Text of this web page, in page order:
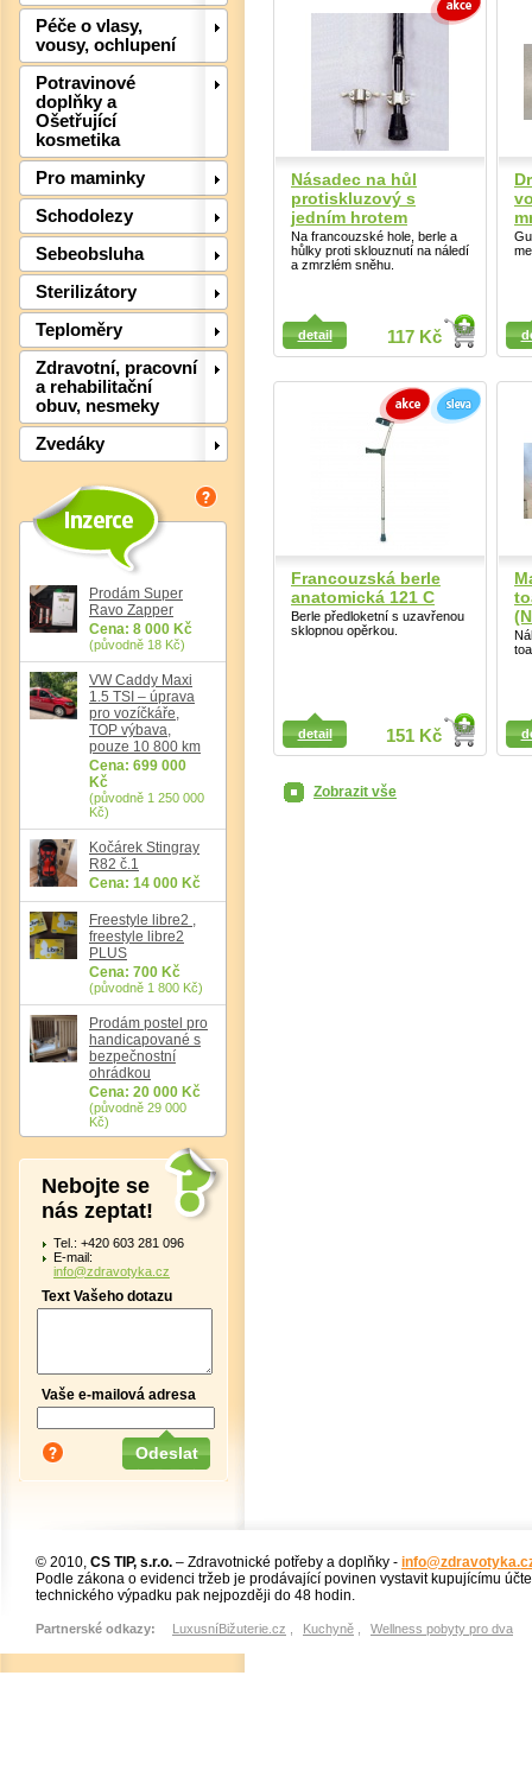
Péče o vlasy,
vousy, ochlupení
Potravinové
doplňky a
Ošetřující
kosmetika
Pro maminky
Schodolezy
Sebeobsluha
Sterilizátory
Teploměry
Zdravotní, pracovní
a rehabilitační
obuv, nesmeky
Zvedáky
Prodám Super
Ravo Zapper
Cena: 8 000 Kč
(původně 18 Kč)
VW Caddy Maxi
1.5 TSI – úprava
pro vozíčkáře,
TOP výbava,
pouze 10 800 km
Cena: 699 000
Kč
(původně 1 250 000
Kč)
Kočárek Stingray
R82 č.1
Cena: 14 000 Kč
Freestyle libre2 ,
freestyle libre2
PLUS
Cena: 700 Kč
(původně 1 800 Kč)
Prodám postel pro
handicapované s
bezpečnostní
ohrádkou
Cena: 20 000 Kč
(původně 29 000
Kč)
Nebojte se
nás zeptat!
Tel.: +420 603 281 096
E-mail:
info@zdravotyka.cz
Text Vašeho dotazu
Vaše e-mailová adresa
Násadec na hůl
protiskluzový s
jedním hrotem
Na francouzské hole, berle a
hůlky proti sklouznutí na náledí
a zmrzlém sněhu.
117 Kč
detail
Detail
Detail
Francouzská berle
anatomická 121 C
Berle předloketní s uzavřenou
sklopnou opěrkou.
151 Kč
detail
Detail
Detail
Zobrazit vše
© 2010, CS TIP, s.r.o. – Zdravotnické potřeby a doplňky -
Podle zákona o evidenci tržeb je prodávající povinen vystavit kupujícímu
technického výpadku pak nejpozději do 48 hodin.
Partnerské odkazy: LuxusníBižuterie.cz Kuchyně Wellness pobyty pro dva